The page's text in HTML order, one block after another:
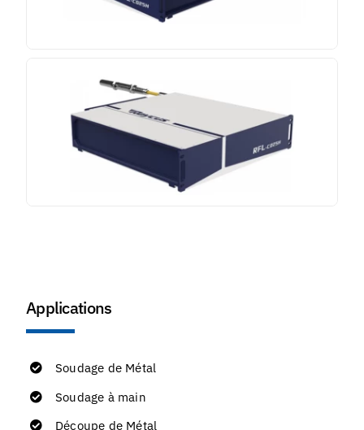
Applications
Soudage de Métal
Soudage à main
Découpe de Métal